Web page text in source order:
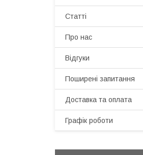
Статті
Про нас
Відгуки
Поширені запитання
Доставка та оплата
Графік роботи